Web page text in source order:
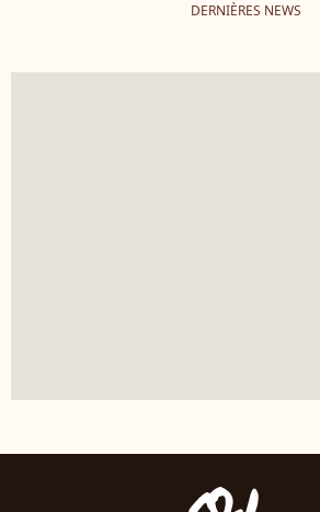
DERNIÈRES NEWS